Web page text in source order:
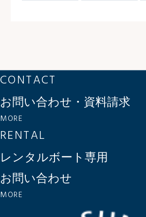
CONTACT
お問い合わせ・資料請求
MORE
RENTAL
レンタルボート専用
お問い合わせ
MORE